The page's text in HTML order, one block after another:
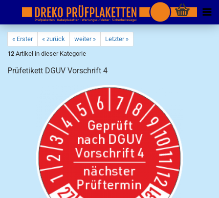
« Erster « zurück weiter »
Letzter »
12 Artikel in dieser Kategorie
Prüfetikett DGUV Vorschrift 4